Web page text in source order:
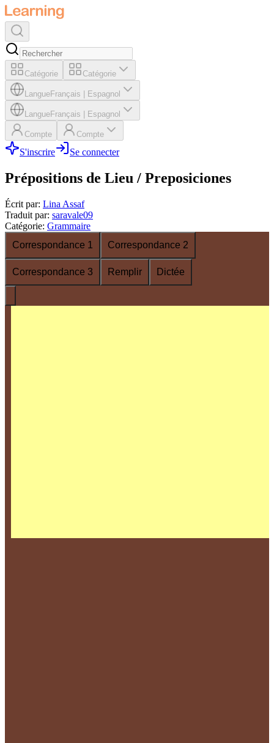
Catégorie Catégorie
LangueFrançais Espagnol
LangueFrançais Espagnol
Compte Compte
S'inscrire Se connecter
Prépositions de Lieu / Preposiciones
Écrit par: Lina Assaf
Traduit par: saravale09
Catégorie: Grammaire
Correspondance 1
Correspondance 2
Correspondance 3 Remplir Dictée